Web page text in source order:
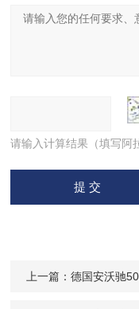
请输入计算结果（填写阿
上一篇：德国安沃驰